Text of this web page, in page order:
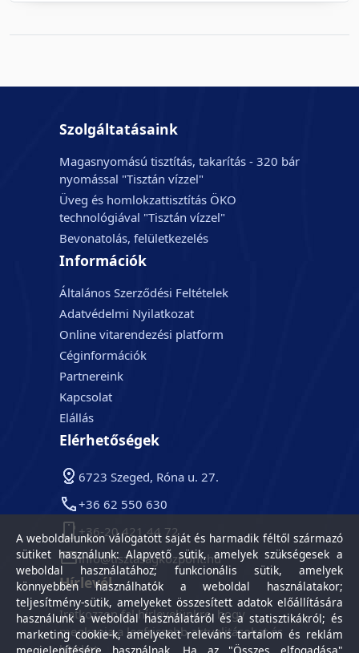
Szolgáltatásaink
Magasnyomású tisztítás, takarítás - 320 bár
nyomással "Tisztán vízzel"
Üveg és homlokzattisztítás ÖKO
technológiával "Tisztán vízzel"
Bevonatolás, felületkezelés
Információk
Általános Szerződési Feltételek
Adatvédelmi Nyilatkozat
Online vitarendezési platform
Céginformációk
Partnereink
Kapcsolat
Elállás
Elérhetőségek
6723 Szeged, Róna u. 27.
+36 62 550 630
+36-20 421 44 72
info@tisztasagkozpont.hu
Hírlevél
Iratkozzon fel hírlevelünkre, hogy
megkapja a legfrissebb aktualitásokat és
híreket.
A weboldalunkon válogatott saját és harmadik féltől származó
sütiket használunk: Alapvető sütik, amelyek szükségesek a
weboldal használatához; funkcionális sütik, amelyek
könnyebben használhatók a weboldal használatakor;
teljesítmény-sütik, amelyeket összesített adatok előállítására
használunk a weboldal használatáról és a statisztikákról; és
marketing cookie-k, amelyeket releváns tartalom és reklám